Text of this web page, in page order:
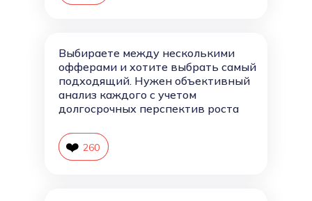
Выбираете между несколькими
офферами и хотите выбрать самый
подходящий. Нужен объективный
анализ каждого с учетом
долгосрочных перспектив роста
261
❤️ 260